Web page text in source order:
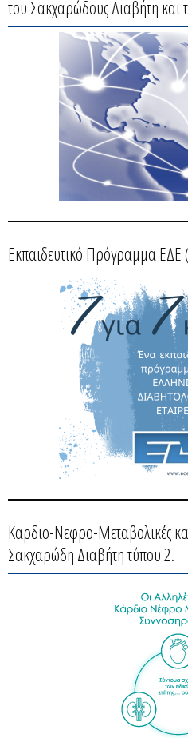
του Σακχαρώδους Διαβήτη και
Εκπαιδευτικό Πρόγραμμα ΕΔΕ
Καρδιο-Νεφρο-Μεταβολικές
Σακχαρώδη Διαβήτη τύπου 2.